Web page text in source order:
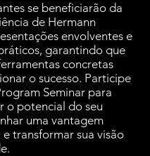
se beneficiarão da
de Hermann
envolventes e
garantindo que
concretas
o sucesso. Participe
Seminar para
o potencial do seu
uma vantagem
transformar sua visão